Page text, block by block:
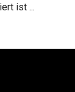
ist ...